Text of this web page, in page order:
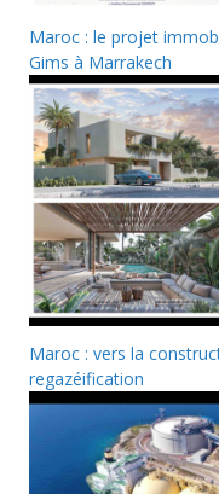
Maroc : le projet
Gims à Marrakech
Maroc : vers la
regazéification